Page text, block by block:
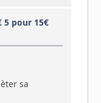
5 pour 15€
sa